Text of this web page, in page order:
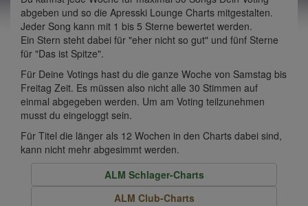
abgeben und so die Apresski Lounge Charts mitgestalten.
Jeder Song kann mit 1 bis 5 Sterne bewertet werden.
Ein Stern steht dabei für "eher nicht so gut" und fünf Sterne
für "Das ist Spitze".
Für Deine Votings hast du die ganze Woche von Samstag bis
Freitag Zeit. Es müssen also nicht alle 30 Stimmen auf
einmal abgegeben werden. Um am Voting teilzunehmen
musst du eingeloggt sein.
Für Titel die länger als 12 Wochen in den Charts dabei sind,
kann nicht mehr abgesimmt werden.
ALM Schlager-Charts
ALM Club-Charts